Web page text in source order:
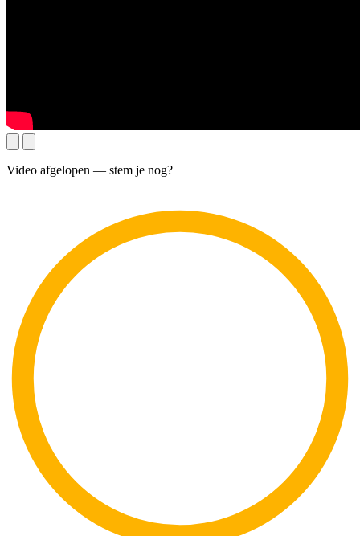
Video afgelopen — stem je nog?